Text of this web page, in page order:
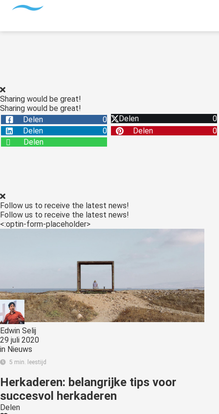
Sharing would be great!
Sharing would be great!
Delen
0 Delen
0
Delen
0 Delen
0
Delen
Follow us to receive the latest news!
Follow us to receive the latest news!
<:optin-form-placeholder>
Edwin Selij
29 juli 2020
in Nieuws
5 min. leestijd
Herkaderen: belangrijke tips voor
succesvol herkaderen
Delen